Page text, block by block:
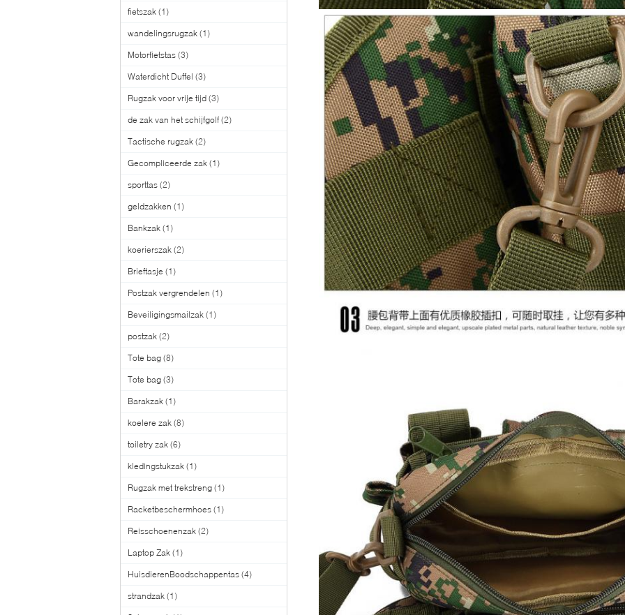
fietszak (1)
wandelingsrugzak (1)
Motorfietstas (3)
Waterdicht Duffel (3)
Rugzak voor vrije tijd (3)
de zak van het schijfgolf (2)
Tactische rugzak (2)
Gecompliceerde zak (1)
sporttas (2)
geldzakken (1)
Bankzak (1)
koerierszak (2)
Brieftasje (1)
Postzak vergrendelen (1)
Beveiligingsmailzak (1)
postzak (2)
Tote bag (8)
Tote bag (3)
Barakzak (1)
koelere zak (8)
toiletry zak (6)
kledingstukzak (1)
Rugzak met trekstreng (1)
Racketbeschermhoes (1)
Reisschoenenzak (2)
Laptop Zak (1)
HuisdierenBoodschappentas (4)
strandzak (1)